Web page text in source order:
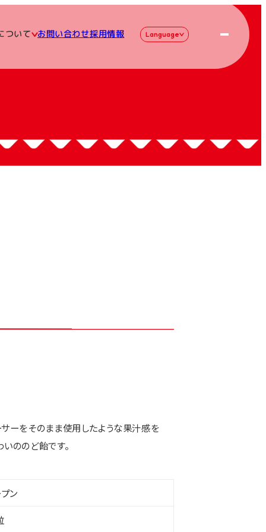
ついて お問い合わせ採用情報 Language
ーをそのまま使用したような果汁感を
ののど飴です。
ン